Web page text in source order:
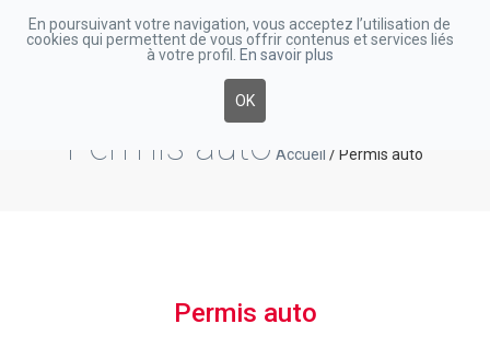
Toggle
Permis auto Accueil / Permis auto
Permis auto
En poursuivant votre navigation, vous acceptez l’utilisation de
cookies qui permettent de vous offrir contenus et services liés
à votre profil.
En savoir plus
OK